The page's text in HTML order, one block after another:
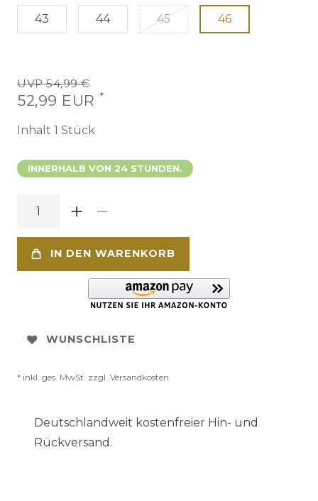
43 44 45 46
UVP 54,99 €
52,99 EUR *
Inhalt 1 Stück
INNERHALB VON 24 STUNDEN.
IN DEN WARENKORB
WUNSCHLISTE
* inkl. ges. MwSt. zzgl. Versandkosten
Deutschlandweit kostenfreier Hin- und
Rückversand.